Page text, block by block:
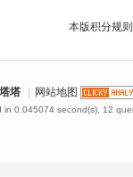
本版积分规则
塔 网站地图
in 0.045074 second(s), 12